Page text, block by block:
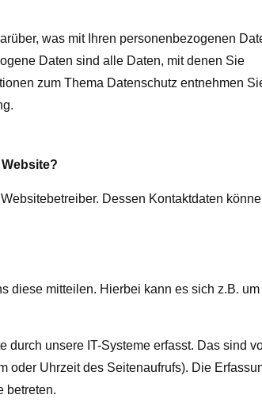
was mit Ihren personenbezogenen
Daten sind alle Daten, mit denen Sie
zum Thema Datenschutz entnehmen
Dessen Kontaktdaten
diese mitteilen. Hierbei kann es sich z.B. um
durch unsere IT-Systeme erfasst. Das sind
oder Uhrzeit des Seitenaufrufs). Die
betreten.